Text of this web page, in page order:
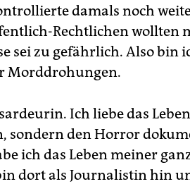
damals noch
Rechtlichen wollten
sei zu gefährlich. Also bin
Morddrohungen.
Ich liebe das
sondern den Horror
ich das Leben meiner
dort als Journalistin hin